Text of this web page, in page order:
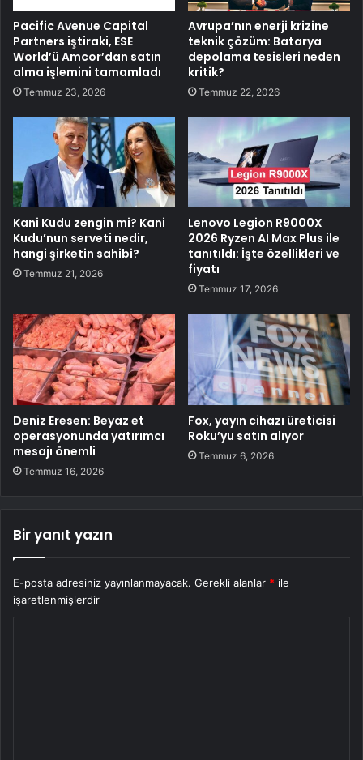
Pacific Avenue Capital
Partners iştiraki, ESE
World’ü Amcor’dan satın
alma işlemini tamamladı
Temmuz 23, 2026
Avrupa’nın enerji krizine
teknik çözüm: Batarya
depolama tesisleri neden
kritik?
Temmuz 22, 2026
Kani Kudu zengin mi? Kani
Kudu’nun serveti nedir,
hangi şirketin sahibi?
Temmuz 21, 2026
Lenovo Legion R9000X
2026 Ryzen AI Max Plus ile
tanıtıldı: İşte özellikleri ve
fiyatı
Temmuz 17, 2026
Deniz Eresen: Beyaz et
operasyonunda yatırımcı
mesajı önemli
Temmuz 16, 2026
Fox, yayın cihazı üreticisi
Roku’yu satın alıyor
Temmuz 6, 2026
Bir yanıt yazın
E-posta adresiniz yayınlanmayacak. Gerekli alanlar * ile
işaretlenmişlerdir